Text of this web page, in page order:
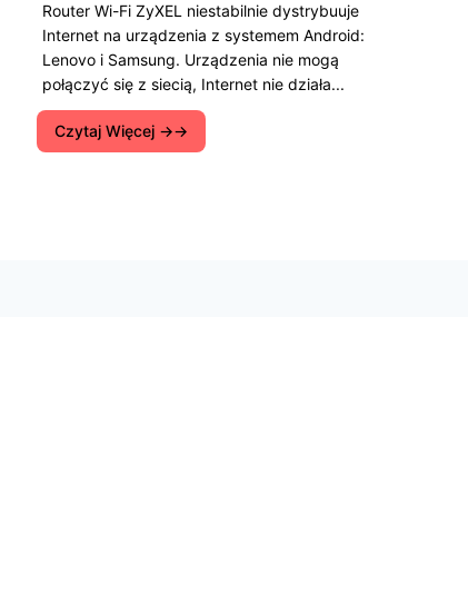
Router Wi-Fi ZyXEL niestabilnie dystrybuuje
Internet na urządzenia z systemem Android:
Lenovo i Samsung. Urządzenia nie mogą
połączyć się z siecią, Internet nie działa...
Czytaj Więcej →